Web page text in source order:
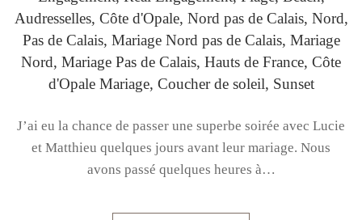
J’ai eu la chance de passer une superbe soirée avec Lucie
et Matthieu quelques jours avant leur mariage. Nous
avons passé quelques heures à…